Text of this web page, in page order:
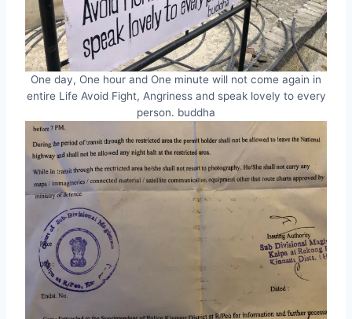
One day, One hour and One minute will not come again in
entire Life Avoid Fight, Angriness and speak lovely to every
person. buddha